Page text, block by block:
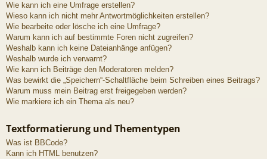
Wie kann ich eine Umfrage erstellen?
Wieso kann ich nicht mehr Antwortmöglichkeiten erstellen?
Wie bearbeite oder lösche ich eine Umfrage?
Warum kann ich auf bestimmte Foren nicht zugreifen?
Weshalb kann ich keine Dateianhänge anfügen?
Weshalb wurde ich verwarnt?
Wie kann ich Beiträge den Moderatoren melden?
Was bewirkt die „Speichern“-Schaltfläche beim Schreiben eines Beitrags?
Warum muss mein Beitrag erst freigegeben werden?
Wie markiere ich ein Thema als neu?
Textformatierung und Thementypen
Was ist BBCode?
Kann ich HTML benutzen?